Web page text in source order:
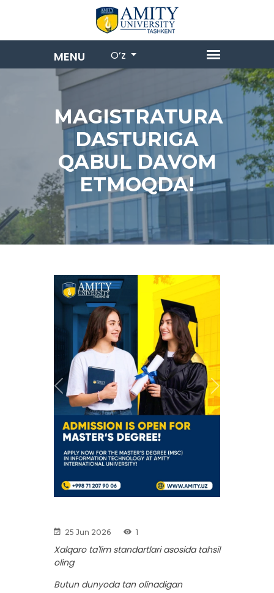
O‘z
MAGISTRATURA
DASTURIGA
QABUL DAVOM
ETMOQDA!
Previous Next
25 Jun 2026 1
Xalqaro ta'lim standartlari asosida tahsil
oling
Butun dunyoda tan olinadigan